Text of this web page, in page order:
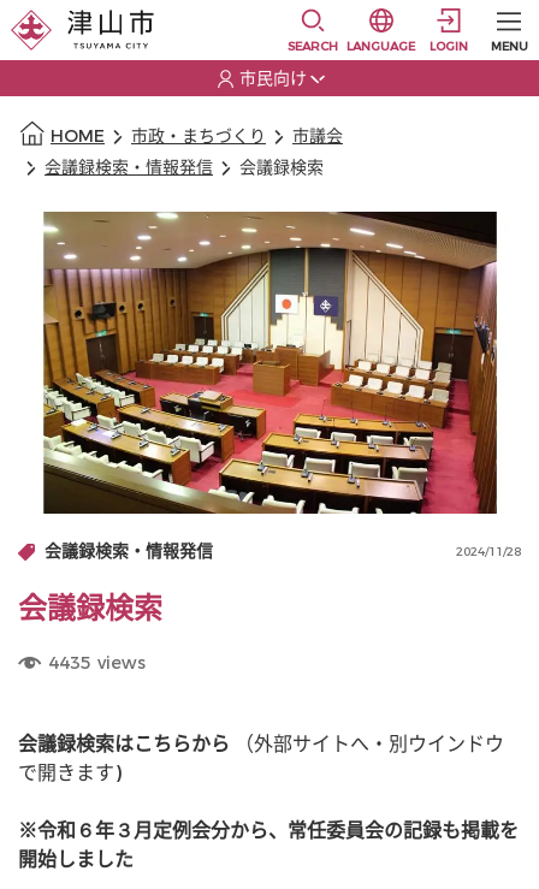
SEARCH
選択すると言語の切
LANGUAGE LOGIN MENU
市民向け
HOME 市政・まちづくり
市議会
会議録検索・情報発信
会議録検索
会議録検索・情報発信 2024/11/28
会議録検索
4435 views
会議録検索はこちらから
（外部サイトへ・別ウインドウ
で開きます)
※令和６年３月定例会分から、常任委員会の記録も掲載を
開始しました